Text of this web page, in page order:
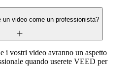
un video come un professionista?
i vostri video avranno un aspetto
quando userete VEED per